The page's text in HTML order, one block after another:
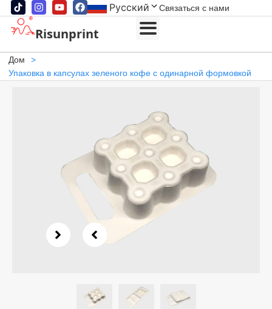
Русский Связаться с нами
Risunprint
Дом
>
Упаковка в капсулах зеленого кофе с одинарной формовкой